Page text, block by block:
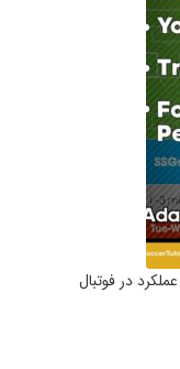
در فوتبال